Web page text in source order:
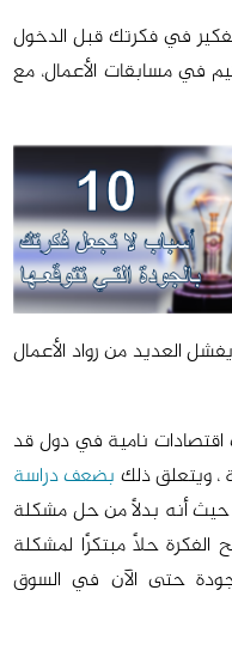
في فكرتك قبل الدخول
في مسابقات الأعمال، مع
العديد من رواد الأعمال
اقتصادات نامية في دول قد
، ويتعلق ذلك بضعف دراسة
حيث أنه بدلاً من حل مشكلة
حلاً مبتكرًا لمشكلة
حتى الآن في السوق